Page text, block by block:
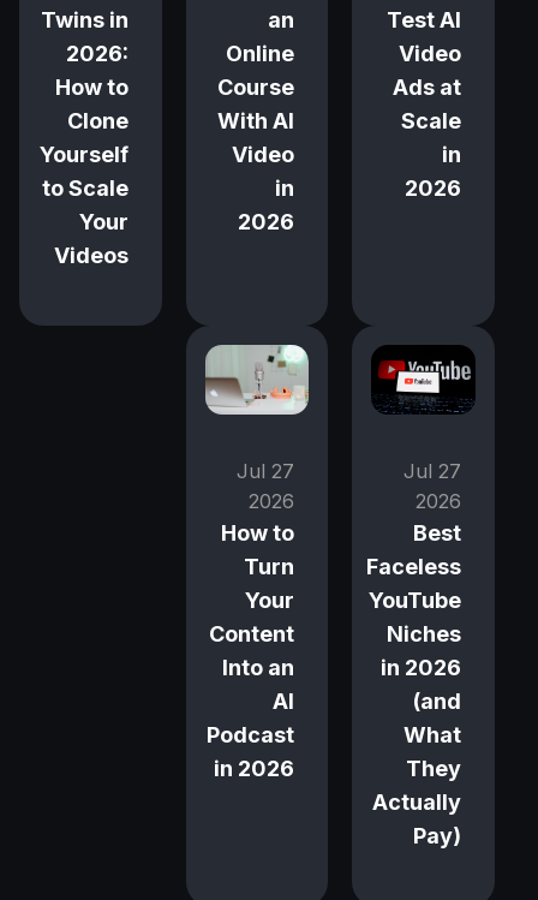
Test AI
Video
Ads at
Scale
in
2026
an
Online
Course
With AI
Video
in
2026
Twins in
2026:
How to
Clone
Yourself
to Scale
Your
Videos
27 Jul
2026
Best
Faceless
YouTube
Niches
in 2026
(and
What
They
Actually
Pay)
27 Jul
2026
How to
Turn
Your
Content
Into an
AI
Podcast
in 2026